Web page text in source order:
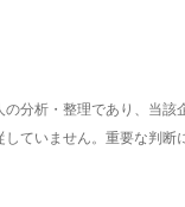
分析・整理であり、当該
ていません。重要な判断